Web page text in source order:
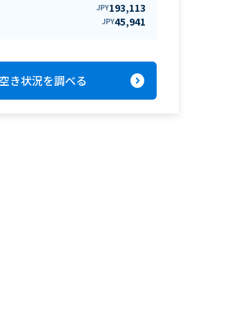
JPY193,113
JPY45,941
き状況を調べる expand_circle_right